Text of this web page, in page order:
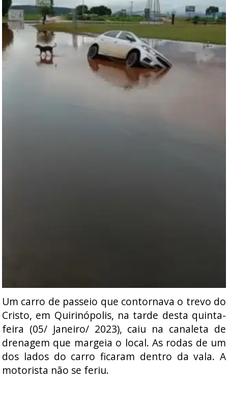
Um carro de passeio que contornava o trevo do
Cristo, em Quirinópolis, na tarde desta quinta-
feira (05/ Janeiro/ 2023), caiu na canaleta de
drenagem que margeia o local. As rodas de um
dos lados do carro ficaram dentro da vala. A
motorista não se feriu.